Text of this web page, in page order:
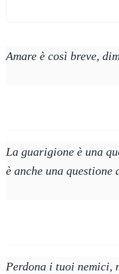
Amare è così breve,
La guarigione è una
è anche una questione
Perdona i tuoi nemici,